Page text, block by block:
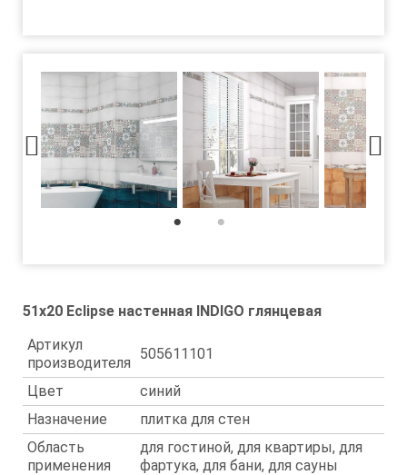
51x20 Eclipse настенная INDIGO глянцевая
Артикул
производителя
505611101
Цвет
синий
Назначение
плитка для стен
Область
применения
для гостиной, для квартиры, для
фартука, для бани, для сауны